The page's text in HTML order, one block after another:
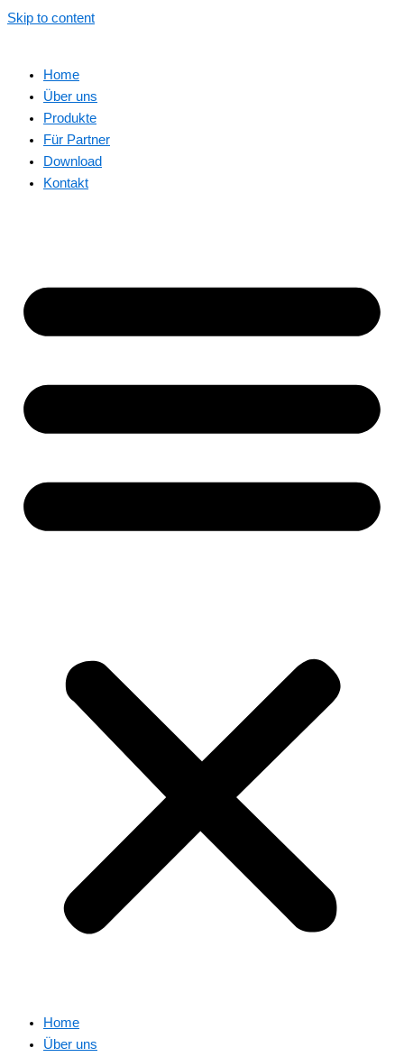
Skip to content
Home
Über uns
Produkte
Für Partner
Download
Kontakt
Home
Über uns